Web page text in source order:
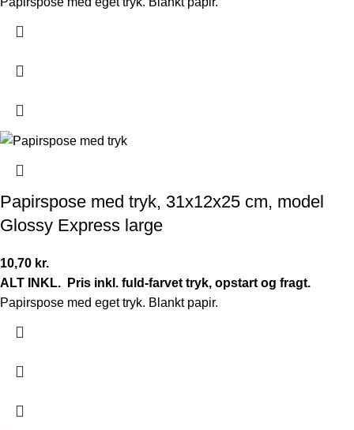
Papirspose med tryk, 31x12x25 cm, model
Glossy Express large
10,70 kr.
ALT INKL.
Pris inkl. fuld-farvet tryk, opstart og fragt.
Papirspose med eget tryk. Blankt papir.